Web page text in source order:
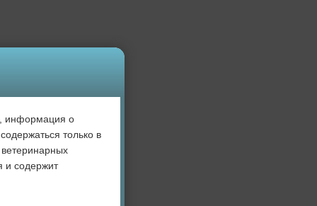
информация о
только в
и содержит